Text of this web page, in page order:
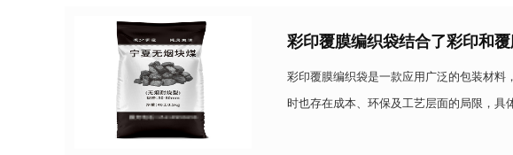
彩印覆膜编织袋结合了彩印和
彩印覆膜编织袋是一款应用广泛的包装材料
时也存在成本、环保及工艺层面的局限，